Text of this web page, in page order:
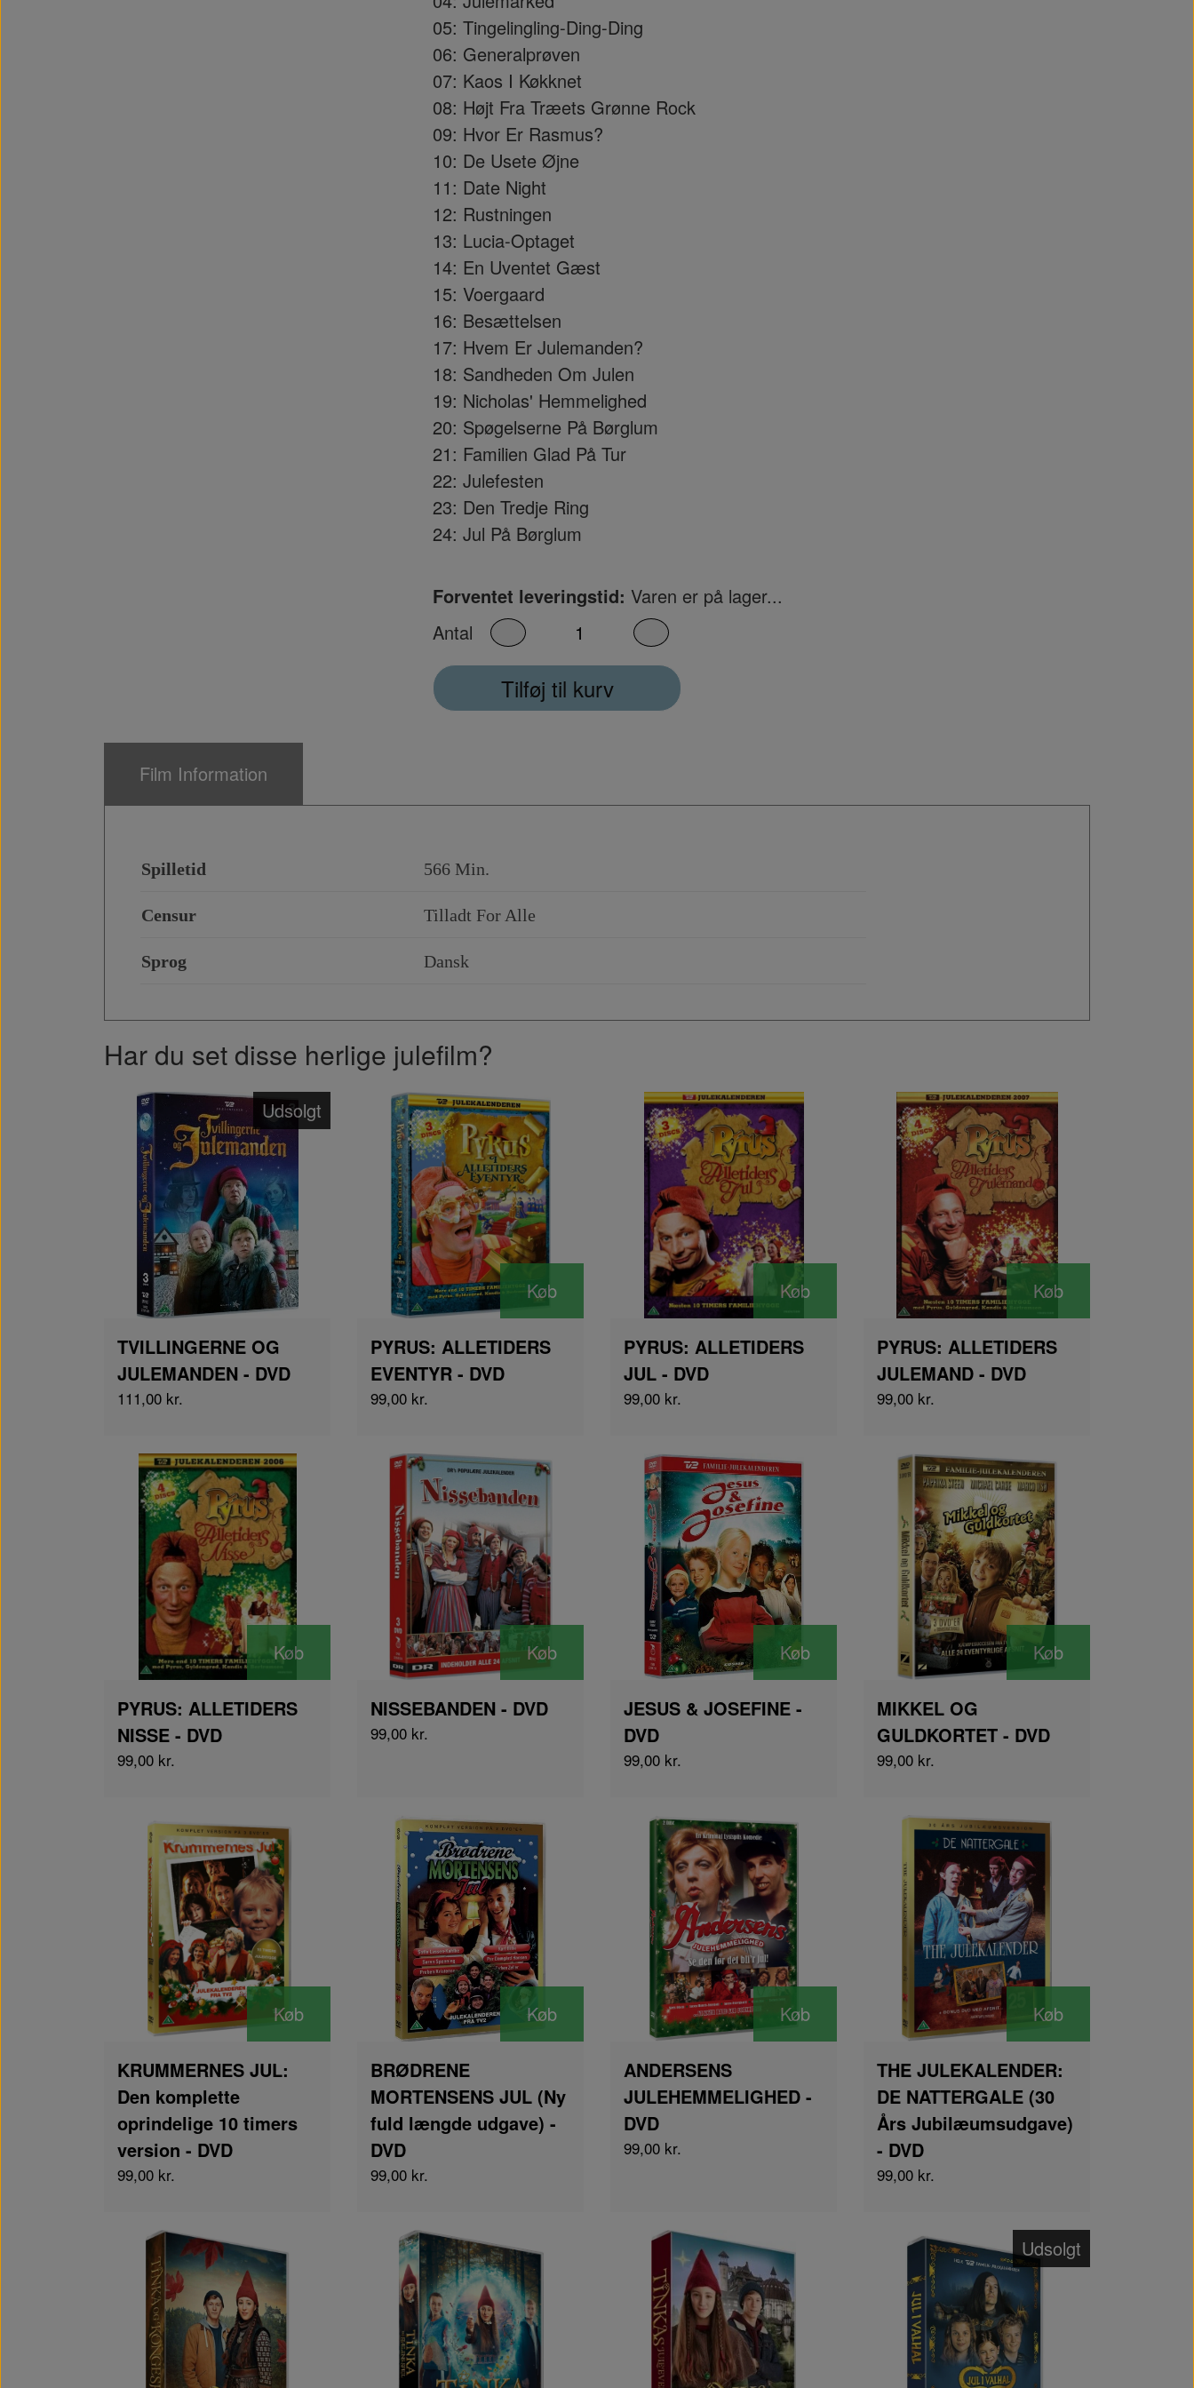
05: Tingelingling-Ding-Ding
06: Generalprøven
07: Kaos I Køkknet
08: Højt Fra Træets Grønne Rock
09: Hvor Er Rasmus?
10: De Usete Øjne
11: Date Night
12: Rustningen
13: Lucia-Optaget
14: En Uventet Gæst
15: Voergaard
16: Besættelsen
17: Hvem Er Julemanden?
18: Sandheden Om Julen
19: Nicholas' Hemmelighed
20: Spøgelserne På Børglum
21: Familien Glad På Tur
22: Julefesten
23: Den Tredje Ring
24: Jul På Børglum
Forventet leveringstid: Varen er på lager...
Antal
Tilføj til kurv
Film Information
Spilletid 566 Min.
Censur Tilladt For Alle
Sprog Dansk
Har du set disse herlige julefilm?
Udsolgt
TVILLINGERNE OG
JULEMANDEN - DVD
111,00 kr.
Køb
PYRUS: ALLETIDERS
EVENTYR - DVD
99,00 kr.
Køb
PYRUS: ALLETIDERS
JUL - DVD
99,00 kr.
Køb
PYRUS: ALLETIDERS
JULEMAND - DVD
99,00 kr.
Køb
PYRUS: ALLETIDERS
NISSE - DVD
99,00 kr.
Køb
NISSEBANDEN - DVD
99,00 kr.
Køb
JESUS & JOSEFINE -
DVD
99,00 kr.
Køb
MIKKEL OG
GULDKORTET - DVD
99,00 kr.
Køb
KRUMMERNES JUL:
Den komplette
oprindelige 10 timers
version - DVD
99,00 kr.
Køb
BRØDRENE
MORTENSENS JUL (Ny
fuld længde udgave) -
DVD
99,00 kr.
Køb
ANDERSENS
JULEHEMMELIGHED -
DVD
99,00 kr.
Køb
THE JULEKALENDER:
DE NATTERGALE (30
Års Jubilæumsudgave)
- DVD
99,00 kr.
Udsolgt